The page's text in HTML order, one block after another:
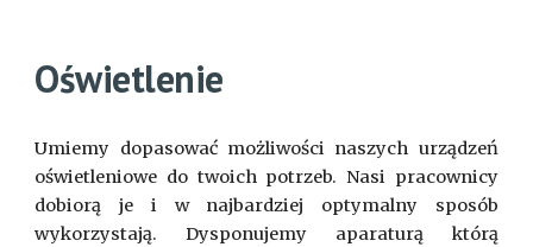
Oświetlenie
Umiemy dopasować możliwości naszych urządzeń
oświetleniowe do twoich potrzeb. Nasi pracownicy
dobiorą je i w najbardziej optymalny sposób
wykorzystają. Dysponujemy aparaturą którą